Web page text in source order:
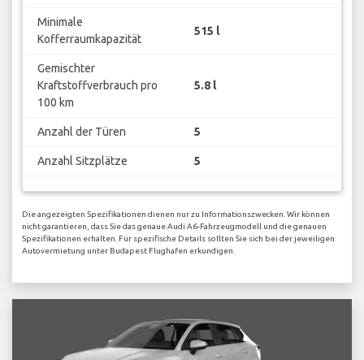
Minimale
Kofferraumkapazität
515 l
Gemischter
Kraftstoffverbrauch pro
100 km
5.8 l
Anzahl der Türen 5
Anzahl Sitzplätze 5
Die angezeigten Spezifikationen dienen nur zu Informationszwecken. Wir können
nicht garantieren, dass Sie das genaue Audi A6-Fahrzeugmodell und die genauen
Spezifikationen erhalten. Für spezifische Details sollten Sie sich bei der jeweiligen
Autovermietung unter Budapest Flughafen erkundigen.